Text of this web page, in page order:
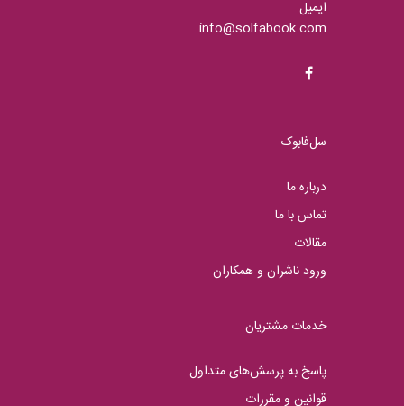
ایمیل
info@solfabook.com
سل‌فابوک
درباره ما
تماس با ما
مقالات
ورود ناشران و همکاران
خدمات مشتریان
پاسخ به پرسش‌های متداول
قوانین و مقررات